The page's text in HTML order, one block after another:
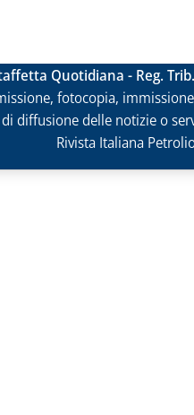
Quotidiana - Reg.
fotocopia,
diffusione delle notizie o
Rivista Italiana